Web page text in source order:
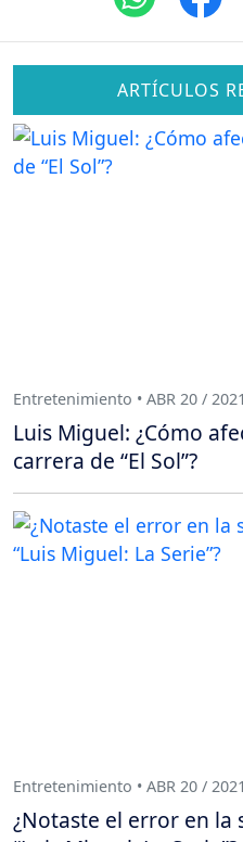
ARTÍCULOS
Entretenimiento • ABR 20 / 2021
Luis Miguel: ¿Cómo
carrera de “El Sol”?
Entretenimiento • ABR 20 / 2021
¿Notaste el error en